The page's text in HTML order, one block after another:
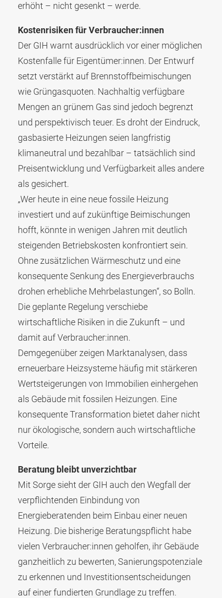
erhöht – nicht gesenkt – werde.
Kostenrisiken für Verbraucher:innen
Der GIH warnt ausdrücklich vor einer möglichen
Kostenfalle für Eigentümer:innen. Der Entwurf
setzt verstärkt auf Brennstoffbeimischungen
wie Grüngasquoten. Nachhaltig verfügbare
Mengen an grünem Gas sind jedoch begrenzt
und perspektivisch teuer. Es droht der Eindruck,
gasbasierte Heizungen seien langfristig
klimaneutral und bezahlbar – tatsächlich sind
Preisentwicklung und Verfügbarkeit alles andere
als gesichert.
„Wer heute in eine neue fossile Heizung
investiert und auf zukünftige Beimischungen
hofft, könnte in wenigen Jahren mit deutlich
steigenden Betriebskosten konfrontiert sein.
Ohne zusätzlichen Wärmeschutz und eine
konsequente Senkung des Energieverbrauchs
drohen erhebliche Mehrbelastungen“, so Bolln.
Die geplante Regelung verschiebe
wirtschaftliche Risiken in die Zukunft – und
damit auf Verbraucher:innen.
Demgegenüber zeigen Marktanalysen, dass
erneuerbare Heizsysteme häufig mit stärkeren
Wertsteigerungen von Immobilien einhergehen
als Gebäude mit fossilen Heizungen. Eine
konsequente Transformation bietet daher nicht
nur ökologische, sondern auch wirtschaftliche
Vorteile.
Beratung bleibt unverzichtbar
Mit Sorge sieht der GIH auch den Wegfall der
verpflichtenden Einbindung von
Energieberatenden beim Einbau einer neuen
Heizung. Die bisherige Beratungspflicht habe
vielen Verbraucher:innen geholfen, ihr Gebäude
ganzheitlich zu bewerten, Sanierungspotenziale
zu erkennen und Investitionsentscheidungen
auf einer fundierten Grundlage zu treffen.